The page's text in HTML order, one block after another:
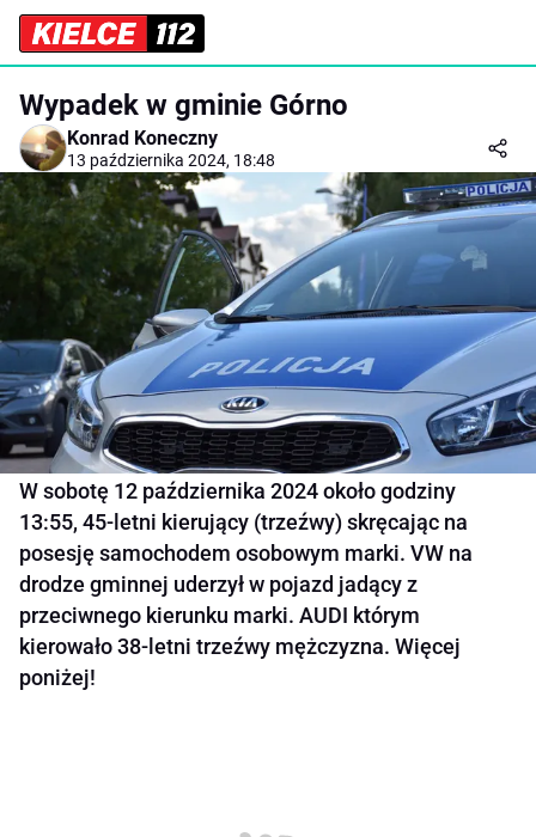
Wypadek w gminie Górno
Konrad Koneczny
13 października 2024, 18:48
W sobotę 12 października 2024 około godziny
13:55, 45-letni kierujący (trzeźwy) skręcając na
posesję samochodem osobowym marki. VW na
drodze gminnej uderzył w pojazd jadący z
przeciwnego kierunku marki. AUDI którym
kierowało 38-letni trzeźwy mężczyzna. Więcej
poniżej!